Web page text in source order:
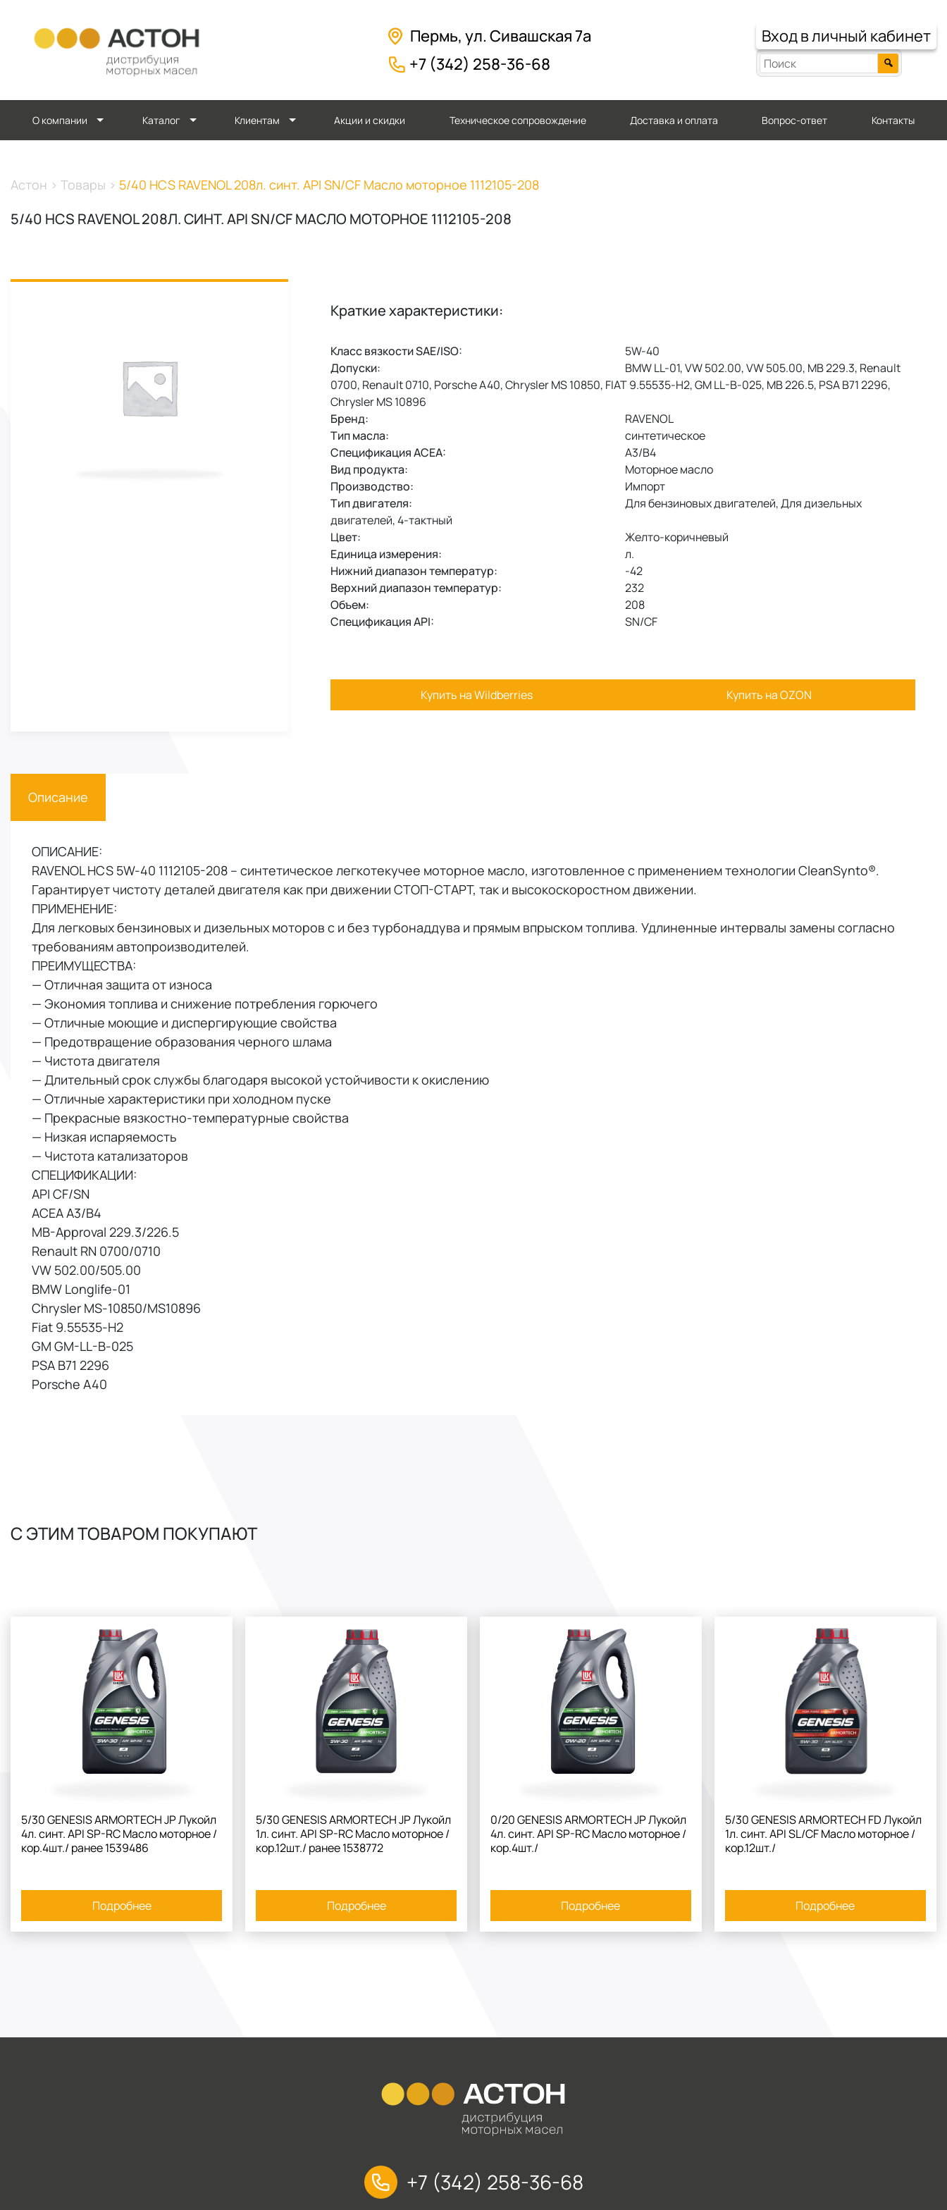
Пермь, ул. Сивашская 7а
+7 (342) 258-36-68
Вход в личный кабинет
О компании Каталог Клиентам Акции и скидки Техническое сопровождение Доставка и оплата Вопрос-ответ Контакты
Астон > Товары > 5/40 HCS RAVENOL 208л. синт. API SN/CF Масло моторное 1112105-208
5/40 HCS RAVENOL 208Л. СИНТ. API SN/CF МАСЛО МОТОРНОЕ 1112105-208
Краткие характеристики:
Класс вязкости SAE/ISO:
5W-40
Допуски:
BMW LL-01, VW 502.00, VW 505.00, MB 229.3, Renault
0700, Renault 0710, Porsche A40, Chrysler MS 10850, FIAT 9.55535-H2, GM LL-B-025, MB 226.5, PSA B71 2296,
Chrysler MS 10896
Бренд:
RAVENOL
Тип масла:
синтетическое
Спецификация ACEA:
A3/B4
Вид продукта:
Моторное масло
Производство:
Импорт
Тип двигателя:
Для бензиновых двигателей, Для дизельных
двигателей, 4-тактный
Цвет:
Желто-коричневый
Единица измерения:
л.
Нижний диапазон температур:
-42
Верхний диапазон температур:
232
Объем:
208
Спецификация API:
SN/CF
Купить на Wildberries Купить на OZON
Описание
ОПИСАНИЕ:
RAVENOL HCS 5W-40 1112105-208 – синтетическое легкотекучее моторное масло, изготовленное с применением технологии CleanSynto®.
Гарантирует чистоту деталей двигателя как при движении СТОП-СТАРТ, так и высокоскоростном движении.
ПРИМЕНЕНИЕ:
Для легковых бензиновых и дизельных моторов с и без турбонаддува и прямым впрыском топлива. Удлиненные интервалы замены согласно
требованиям автопроизводителей.
ПРЕИМУЩЕСТВА:
— Отличная защита от износа
— Экономия топлива и снижение потребления горючего
— Отличные моющие и диспергирующие свойства
— Предотвращение образования черного шлама
— Чистота двигателя
— Длительный срок службы благодаря высокой устойчивости к окислению
— Отличные характеристики при холодном пуске
— Прекрасные вязкостно-температурные свойства
— Низкая испаряемость
— Чистота катализаторов
СПЕЦИФИКАЦИИ:
API CF/SN
ACEA A3/B4
MB-Approval 229.3/226.5
Renault RN 0700/0710
VW 502.00/505.00
BMW Longlife-01
Chrysler MS-10850/MS10896
Fiat 9.55535-H2
GM GM-LL-B-025
PSA B71 2296
Porsche A40
С ЭТИМ ТОВАРОМ ПОКУПАЮТ
5/30 GENESIS ARMORTECH JP Лукойл
4л. синт. API SP-RC Масло моторное /
кор.4шт./ ранее 1539486
Подробнее
5/30 GENESIS ARMORTECH JP Лукойл
1л. синт. API SP-RC Масло моторное /
кор.12шт./ ранее 1538772
Подробнее
0/20 GENESIS ARMORTECH JP Лукойл
4л. синт. API SP-RC Масло моторное /
кор.4шт./
Подробнее
5/30 GENESIS ARMORTECH FD Лукойл
1л. синт. API SL/CF Масло моторное /
кор.12шт./
Подробнее
+7 (342) 258-36-68